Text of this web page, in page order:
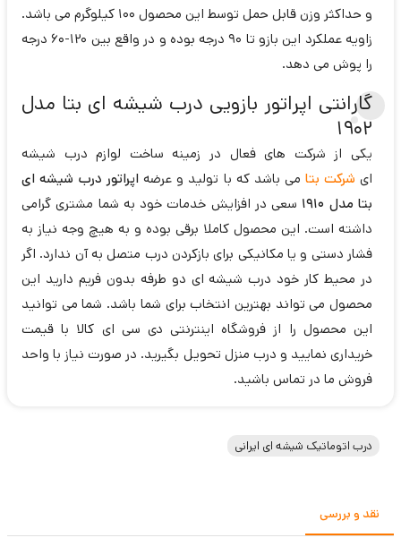
و حداکثر وزن قابل حمل توسط این محصول 100 کیلوگرم می باشد.
زاویه عملکرد این بازو تا 90 درجه بوده و در واقع بین ۱۲۰-۶۰ درجه
را پوش می دهد.
گارانتی اپراتور بازویی درب شیشه ای بتا مدل
1902
یکی از شرکت های فعال در زمینه ساخت لوازم درب شیشه
ای شرکت بتا می باشد که با تولید و عرضه اپراتور درب شیشه ای
بتا مدل 1910
سعی در افزایش خدمات خود به شما مشتری گرامی
داشته است. این محصول کاملا برقی بوده و به هیچ وجه نیاز به
فشار دستی و یا مکانیکی برای بازکردن درب متصل به آن ندارد. اگر
در محیط کار خود درب شیشه ای دو طرفه بدون فریم دارید این
محصول می تواند بهترین انتخاب برای شما باشد. شما می توانید
این محصول را از فروشگاه اینترنتی دی سی ای کالا با قیمت
خریداری نمایید و درب منزل تحویل بگیرید. در صورت نیاز با واحد
فروش ما در تماس باشید.
درب اتوماتیک شیشه ای ایرانی
نقد و بررسی